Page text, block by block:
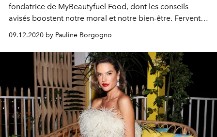
fondatrice de MyBeautyfuel Food, dont les conseils
avisés boostent notre moral et notre bien-être. Fervente
aujourd'hui sa recette du "Mushroom Coffee Latte" : une
boisson énergisante qui dédiabolise (enfin) ce café que
nous aimons tant.
09.12.2020 by Pauline Borgogno